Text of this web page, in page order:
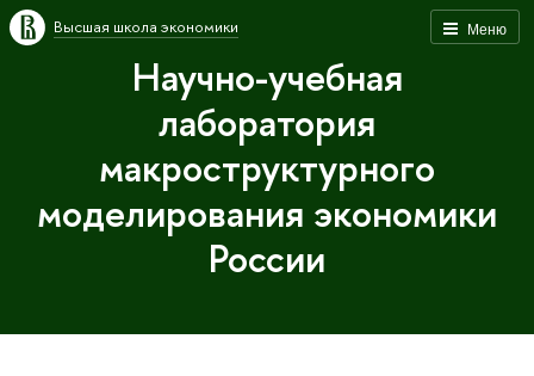
Меню
Высшая школа экономики
Научно-учебная
лаборатория
макроструктурного
моделирования экономики
России